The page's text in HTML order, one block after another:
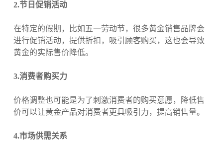
2.节日促销活动
在特定的假期，比如五一劳动节，很多黄金销售品牌会
进行促销活动，提供折扣，吸引顾客购买，这也会导致
黄金的实际售价降低。
3.消费者购买力
价格调整也可能是为了刺激消费者的购买意愿，降低售
价可以让黄金产品对消费者更具吸引力，提高销售量。
4.市场供需关系